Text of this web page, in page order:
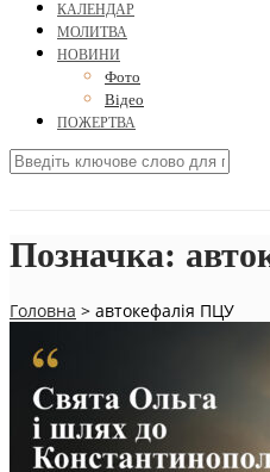
КАЛЕНДАР
МОЛИТВА
НОВИНИ
Фото
Відео
ПОЖЕРТВА
Позначка:
Головна > автокефалія ПЦУ